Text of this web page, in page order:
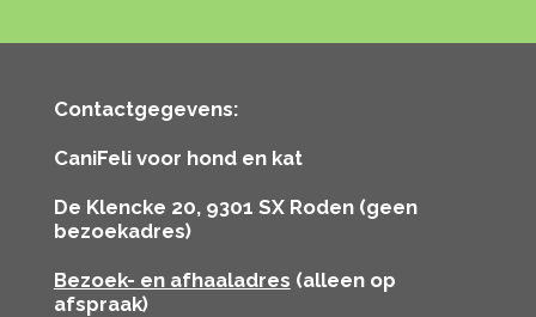
Contactgegevens:
CaniFeli voor hond en kat
De Klencke 20, 9301 SX Roden (geen
bezoekadres)
Bezoek- en afhaaladres (alleen op
afspraak)